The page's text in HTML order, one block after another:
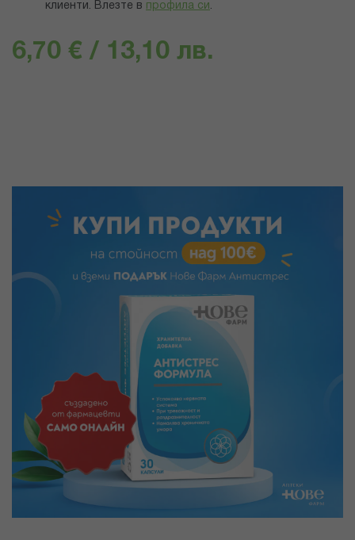
клиенти. Влезте в профила си .
6,70 € / 13,10 лв.